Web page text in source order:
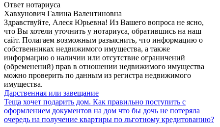
Ответ нотариуса
Хавхунович Галина Валентиновна
Здравствуйте, Алеся Юрьевна! Из Вашего вопроса не ясно,
что Вы хотели уточнить у нотариуса, обратившись на наш
сайт. Полагаем возможным разъяснить, что информацию о
собственниках недвижимого имущества, а также
информацию о наличии или отсутствие ограничений
(обременений) прав в отношении недвижимого имущества
можно проверить по данным из регистра недвижимого
имущества.
Дарственная или завещание
Теща хочет подарить дом. Как правильно поступить с
оформлением документов на дом что бы дочь не потеряла
очередь на получение квартиры по льготному кредитованию?